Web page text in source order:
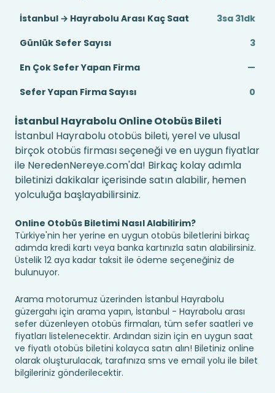
İstanbul → Hayrabolu Arası Kaç Saat
3sa 31dk
Günlük Sefer Sayısı
3
En Çok Sefer Yapan Firma
—
Sefer Yapan Firma Sayısı
0
İstanbul Hayrabolu Online Otobüs Bileti
İstanbul Hayrabolu otobüs bileti, yerel ve ulusal
birçok otobüs firması seçeneği ve en uygun fiyatlar
ile NeredenNereye.com'da! Birkaç kolay adımla
biletinizi dakikalar içerisinde satın alabilir, hemen
yolculuğa başlayabilirsiniz.
Online Otobüs Biletimi Nasıl Alabilirim?
Türkiye'nin her yerine en uygun otobüs biletlerini birkaç
adımda kredi kartı veya banka kartınızla satın alabilirsiniz.
Üstelik 12 aya kadar taksit ile ödeme seçeneğiniz de
bulunuyor.
Arama motorumuz üzerinden İstanbul Hayrabolu
güzergahı için arama yapın, İstanbul - Hayrabolu arası
sefer düzenleyen otobüs firmaları, tüm sefer saatleri ve
fiyatları listelenecektir. Ardından sizin için en uygun saat
ve fiyatlı otobüs biletini kolayca satın alın! Biletiniz online
olarak oluşturulacak, tarafınıza sms ve email yolu ile bilet
bilgileriniz gönderilecektir.